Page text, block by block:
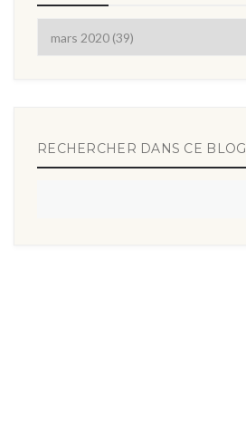
RECHERCHER DANS CE BLOG